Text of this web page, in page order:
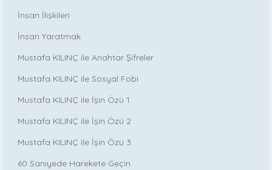
İnsan İlişkileri
İnsan Yaratmak
Mustafa KILINÇ ile Anahtar Şifreler
Mustafa KILINÇ ile Sosyal Fobi
Mustafa KILINÇ ile İşin Özü 1
Mustafa KILINÇ ile İşin Özü 2
Mustafa KILINÇ ile İşin Özü 3
60 Saniyede Harekete Geçin